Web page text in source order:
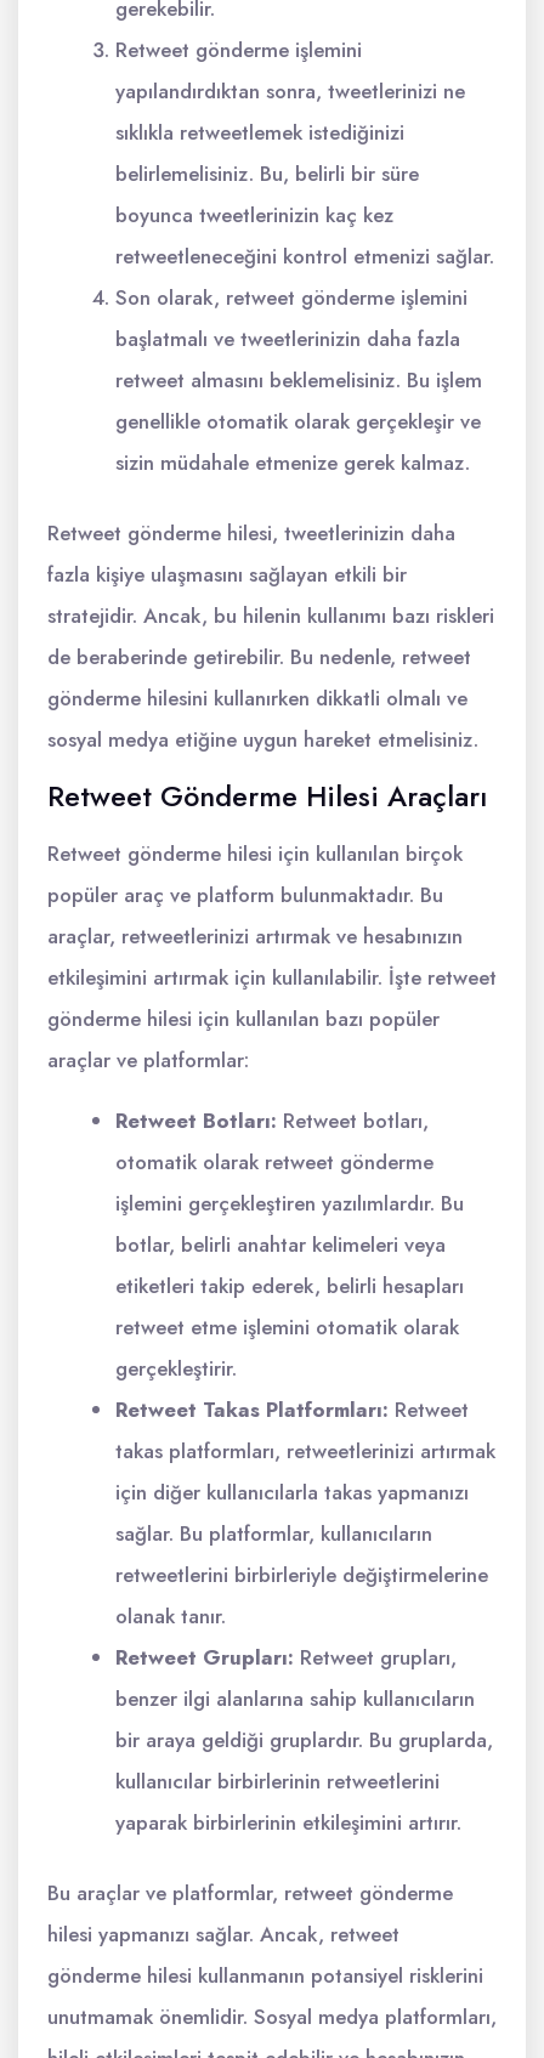
gerekebilir.
Retweet gönderme işlemini
yapılandırdıktan sonra, tweetlerinizi ne
sıklıkla retweetlemek istediğinizi
belirlemelisiniz. Bu, belirli bir süre
boyunca tweetlerinizin kaç kez
retweetleneceğini kontrol etmenizi sağlar.
Son olarak, retweet gönderme işlemini
başlatmalı ve tweetlerinizin daha fazla
retweet almasını beklemelisiniz. Bu işlem
genellikle otomatik olarak gerçekleşir ve
sizin müdahale etmenize gerek kalmaz.
Retweet gönderme hilesi, tweetlerinizin daha
fazla kişiye ulaşmasını sağlayan etkili bir
stratejidir. Ancak, bu hilenin kullanımı bazı riskleri
de beraberinde getirebilir. Bu nedenle, retweet
gönderme hilesini kullanırken dikkatli olmalı ve
sosyal medya etiğine uygun hareket etmelisiniz.
Retweet Gönderme Hilesi Araçları
Retweet gönderme hilesi için kullanılan birçok
popüler araç ve platform bulunmaktadır. Bu
araçlar, retweetlerinizi artırmak ve hesabınızın
etkileşimini artırmak için kullanılabilir. İşte retweet
gönderme hilesi için kullanılan bazı popüler
araçlar ve platformlar:
Retweet Botları: Retweet botları,
otomatik olarak retweet gönderme
işlemini gerçekleştiren yazılımlardır. Bu
botlar, belirli anahtar kelimeleri veya
etiketleri takip ederek, belirli hesapları
retweet etme işlemini otomatik olarak
gerçekleştirir.
Retweet Takas Platformları: Retweet
takas platformları, retweetlerinizi artırmak
için diğer kullanıcılarla takas yapmanızı
sağlar. Bu platformlar, kullanıcıların
retweetlerini birbirleriyle değiştirmelerine
olanak tanır.
Retweet Grupları: Retweet grupları,
benzer ilgi alanlarına sahip kullanıcıların
bir araya geldiği gruplardır. Bu gruplarda,
kullanıcılar birbirlerinin retweetlerini
yaparak birbirlerinin etkileşimini artırır.
Bu araçlar ve platformlar, retweet gönderme
hilesi yapmanızı sağlar. Ancak, retweet
gönderme hilesi kullanmanın potansiyel risklerini
unutmamak önemlidir. Sosyal medya platformları,